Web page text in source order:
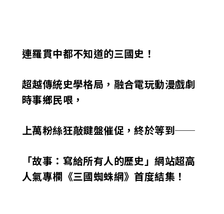
連羅貫中都不知道的三國史！
超越傳統史學格局，融合電玩動漫戲劇
時事鄉民哏，
上萬粉絲狂敲鍵盤催促，終於等到──
「故事：寫給所有人的歷史」網站超高
人氣專欄《三國蜘蛛網》首度結集！